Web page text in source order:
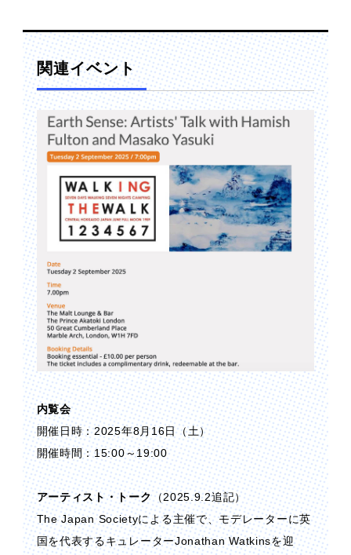
関連イベント
内覧会
開催日時：2025年8月16日（土）
開催時間：15:00～19:00
アーティスト・トーク（2025.9.2追記）
The Japan Societyによる主催で、モデレーターに英
国を代表するキュレーターJonathan Watkinsを迎